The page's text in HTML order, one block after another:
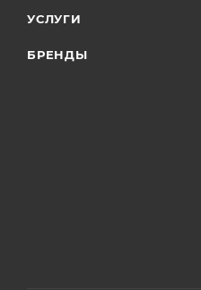
УСЛУГИ
БРЕНДЫ